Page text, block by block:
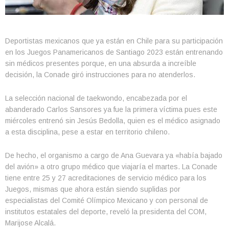
Deportistas mexicanos que ya están en Chile para su participación
en los Juegos Panamericanos de Santiago 2023 están entrenando
sin médicos presentes porque, en una absurda a increíble
decisión, la Conade giró instrucciones para no atenderlos.
La selección nacional de taekwondo, encabezada por el
abanderado Carlos Sansores ya fue la primera víctima pues este
miércoles entrenó sin Jesús Bedolla, quien es el médico asignado
a esta disciplina, pese a estar en territorio chileno.
De hecho, el organismo a cargo de Ana Guevara ya «había bajado
del avión» a otro grupo médico que viajaría el martes. La Conade
tiene entre 25 y 27 acreditaciones de servicio médico para los
Juegos, mismas que ahora están siendo suplidas por
especialistas del Comité Olímpico Mexicano y con personal de
institutos estatales del deporte, reveló la presidenta del COM,
Marijose Alcalá.